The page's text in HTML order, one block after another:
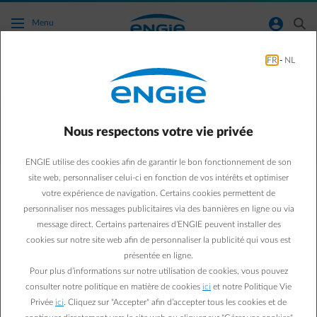
Accéder au contenu principal
Menu normal-account-circle search
Je veux télécharger la Smart App. Où puis-je
trouver plus d'informations ?
cliquant sur ce
Questions fréquemment posées
Service après-vente de notre service assistance
FR - NL
Nous respectons votre vie privée
ENGIE utilise des cookies afin de garantir le bon fonctionnement de son
site web, personnaliser celui-ci en fonction de vos intérêts et optimiser
votre expérience de navigation. Certains cookies permettent de
personnaliser nos messages publicitaires via des bannières en ligne ou via
message direct. Certains partenaires d’ENGIE peuvent installer des
cookies sur notre site web afin de personnaliser la publicité qui vous est
présentée en ligne.
Pour plus d’informations sur notre utilisation de cookies, vous pouvez
consulter notre politique en matière de cookies ici et notre Politique Vie
Privée ici . Cliquez sur "Accepter" afin d’accepter tous les cookies et de